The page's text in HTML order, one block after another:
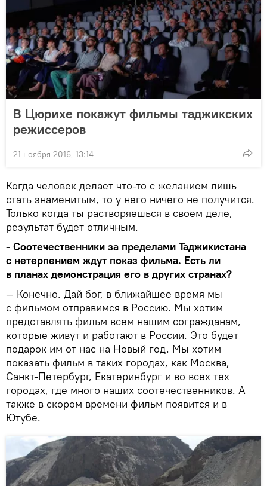
В Цюрихе покажут фильмы таджикских
режиссеров
21 ноября 2016, 13:14
Когда человек делает что-то с желанием лишь
стать знаменитым, то у него ничего не получится.
Только когда ты растворяешься в своем деле,
результат будет отличным.
- Соотечественники за пределами Таджикистана
с нетерпением ждут показ фильма. Есть ли
в планах демонстрация его в других странах?
— Конечно. Дай бог, в ближайшее время мы
с фильмом отправимся в Россию. Мы хотим
представлять фильм всем нашим согражданам,
которые живут и работают в России. Это будет
подарок им от нас на Новый год. Мы хотим
показать фильм в таких городах, как Москва,
Санкт-Петербург, Екатеринбург и во всех тех
городах, где много наших соотечественников. А
также в скором времени фильм появится и в
Ютубе.